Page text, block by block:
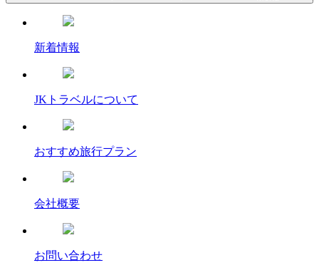
新着情報
JKトラベルについて
おすすめ旅行プラン
会社概要
お問い合わせ